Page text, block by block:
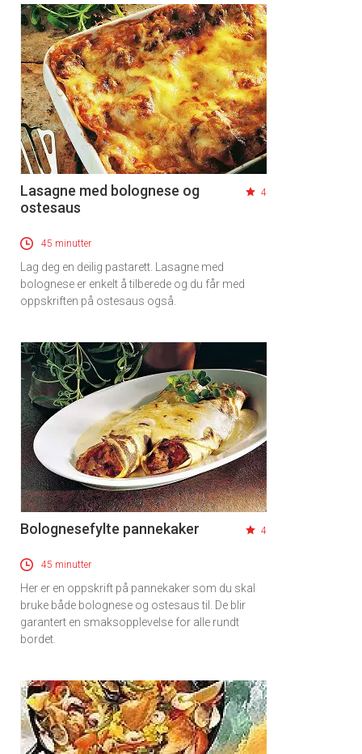
Lasagne med bolognese og
ostesaus
4
45 minutter
Lag deg en deilig pastarett. Lasagne med
bolognese er enkelt å tilberede og du får med
oppskriften på ostesaus også.
Bolognesefylte pannekaker 4
45 minutter
Her er en oppskrift på pannekaker som du skal
bruke både bolognese og ostesaus til. De blir
garantert en smaksopplevelse for alle rundt
bordet.